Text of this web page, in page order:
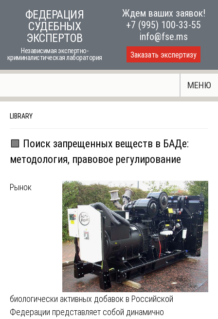
ФЕДЕРАЦИЯ
СУДЕБНЫХ
ЭКСПЕРТОВ
Независимая экспертно-
криминалистическая лаборатория
Ждем ваших заявок!
+7 (995) 100-33-55
info@fse.ms
Заказать экспертизу
МЕНЮ
LIBRARY
🟩 Поиск запрещенных веществ в БАДе:
методология, правовое регулирование
Рынок
биологически активных добавок в Российской
Федерации представляет собой динамично